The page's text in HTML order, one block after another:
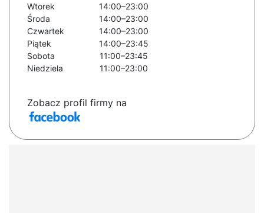
Wtorek
14:00–23:00
Środa
14:00–23:00
Czwartek
14:00–23:00
Piątek
14:00–23:45
Sobota
11:00–23:45
Niedziela
11:00–23:00
Zobacz profil firmy na